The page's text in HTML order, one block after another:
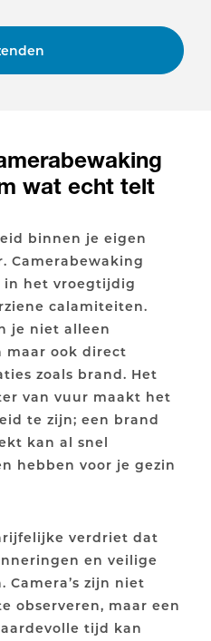
wat echt telt
binnen je eigen
Camerabewaking
in het vroegtijdig
calamiteiten.
je niet alleen
maar ook direct
zoals brand. Het
van vuur maakt het
te zijn; een brand
kan al snel
hebben voor je gezin
verdriet dat
en veilige
Camera’s zijn niet
observeren, maar een
tijd kan